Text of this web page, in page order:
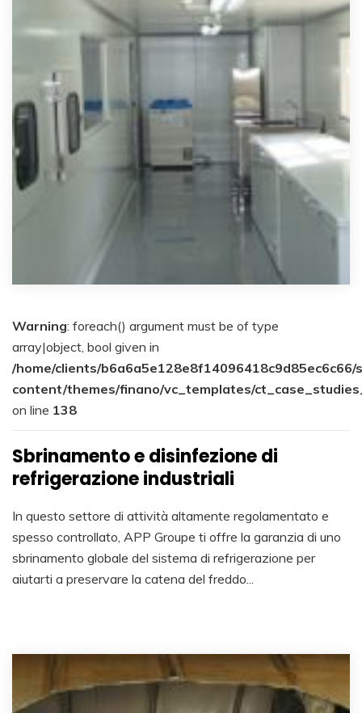
Warning: foreach() argument must be of type
array|object, bool given in
/home/clients/
content/themes/finano/vc_templates/
on line 138
Sbrinamento e disinfezione di
refrigerazione industriali
In questo settore di attività altamente regolamentato e
spesso controllato, APP Groupe ti offre la garanzia di uno
sbrinamento globale del sistema di refrigerazione per
aiutarti a preservare la catena del freddo...